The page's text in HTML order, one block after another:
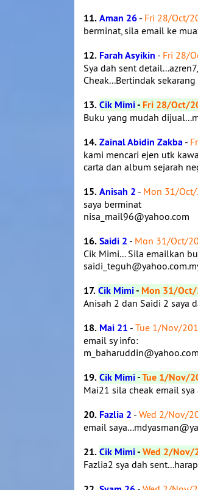
11.Aman 26 - Fri 28/Oct/
berminat, sila email ke
12. Farah Asyikin - Fri 28/
Sya dah sent
Cheak...Bertindak
13.Cik Mimi- Fri 28/Oct/
Buku yang mudah
14.Zainal Abidin Zakba -
kami mencari ejen utk
carta dan album sejarah
15.Anisah 2 - Mon 31/
saya berminat
nisa_mail96@yahoo.com
16.Saidi 2 - Mon 31/Oct/
Cik Mimi... Sila emailkan
17.Cik Mimi- Mon 31/
Anisah 2 dan Saidi 2 saya
18. Mai 21 - Tue 1/Nov/
email sy info:
m_baharuddin@yahoo.com
19.Cik Mimi-Tue 1/Nov/
Mai21 sila cheak email
20. Fazlia 2 - Wed 2/Nov/
email
21.Cik Mimi-Wed 2/Nov/
Fazlia2 sya dah